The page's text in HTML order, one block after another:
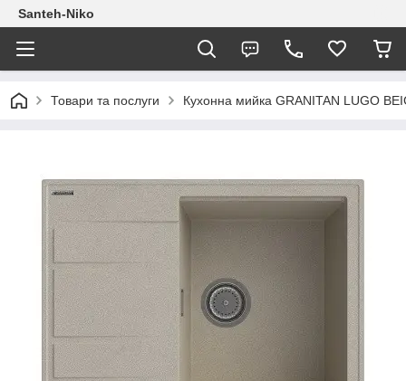
Santeh-Niko
Товари та послуги Кухонна мийка GRANITAN LUGO